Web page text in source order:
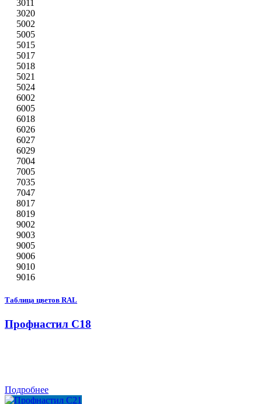
3011
3020
5002
5005
5015
5017
5018
5021
5024
6002
6005
6018
6026
6027
6029
7004
7005
7035
7047
8017
8019
9002
9003
9005
9006
9010
9016
Таблица цветов RAL
Профнастил С18
Подробнее